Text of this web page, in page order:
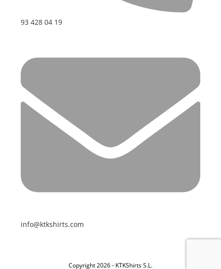
93 428 04 19
info@ktkshirts.com
Copyright 2026 - KTKShirts S.L.